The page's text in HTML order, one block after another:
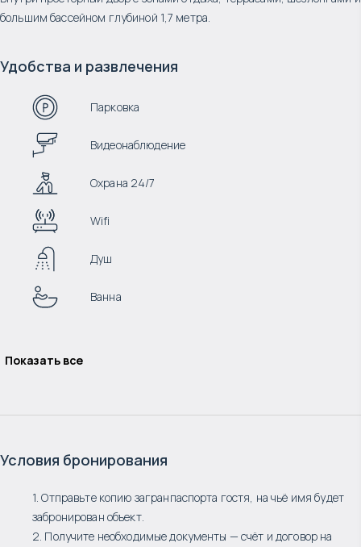
большим бассейном глубиной 1,7 метра.
Удобства и развлечения
Парковка
Видеонаблюдение
Охрана 24/7
Wifi
Душ
Ванна
Показать все
Условия бронирования
1. Отправьте копию загранпаспорта гостя, на чьё имя будет
забронирован объект.
2. Получите необходимые документы — счёт и договор на